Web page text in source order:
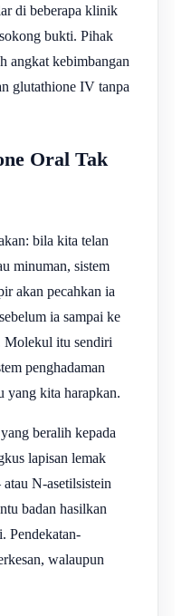
di beberapa klinik
bukti. Pihak
angkat kebimbangan
glutathione IV tanpa
Oral Tak
bila kita telan
minuman, sistem
akan pecahkan ia
ia sampai ke
Molekul itu sendiri
penghadaman
yang kita harapkan.
beralih kepada
lapisan lemak
N-asetilsistein
badan hasilkan
Pendekatan-
walaupun